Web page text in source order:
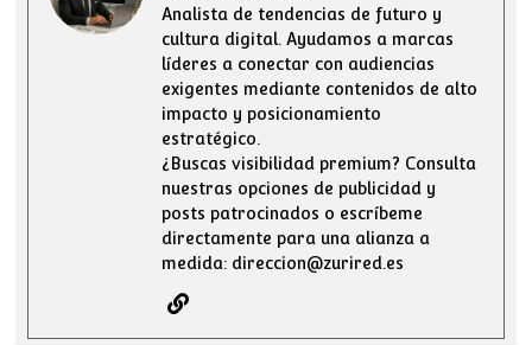
Analista de tendencias de futuro y
cultura digital. Ayudamos a marcas
líderes a conectar con audiencias
exigentes mediante contenidos de alto
impacto y posicionamiento
estratégico.
¿Buscas visibilidad premium? Consulta
nuestras opciones de publicidad y
posts patrocinados o escríbeme
directamente para una alianza a
medida: direccion@zurired.es